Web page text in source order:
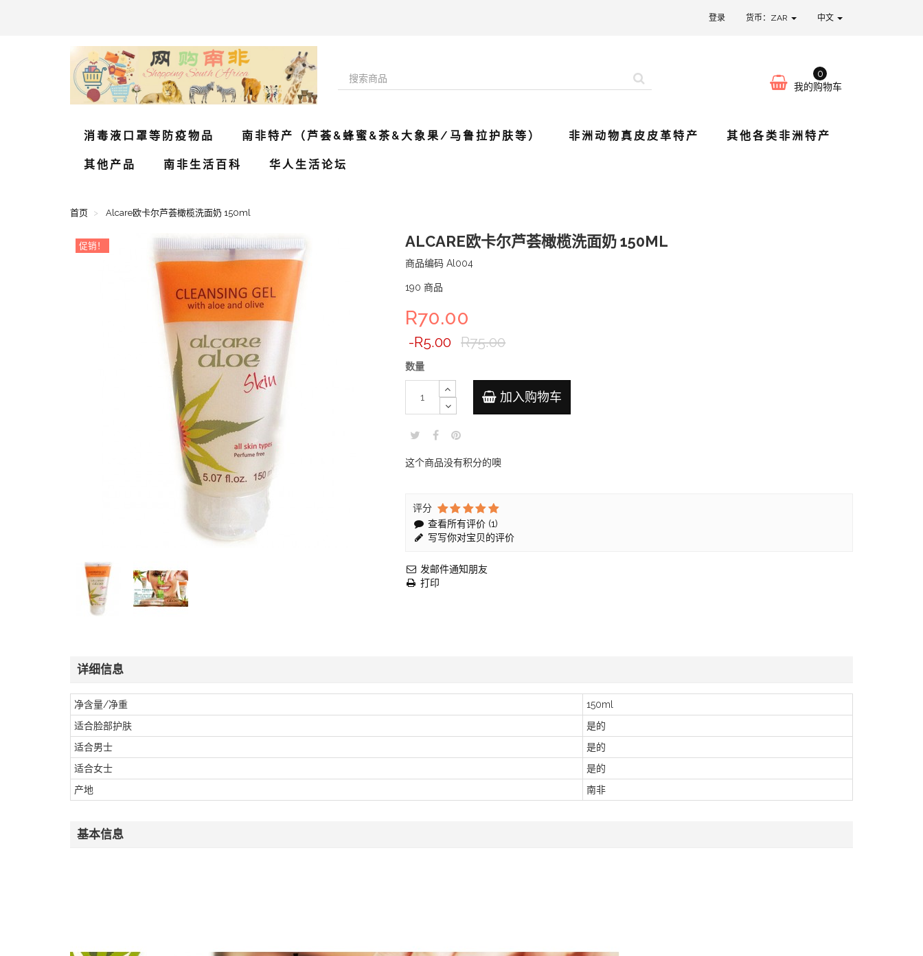
登录 货币：ZAR 中文
我的购物车
0
消毒液口罩等防疫物品 南非特产（芦荟&蜂蜜&茶&大象果/马鲁拉护肤等） 非洲动物真皮皮革特产 其他各类非洲特产
其他产品 南非生活百科 华人生活论坛
首页 Alcare欧卡尔芦荟橄榄洗面奶 150ml
促销！ ALCARE欧卡尔芦荟橄榄洗面奶 150ML
商品编码 Al004
190 商品
R70.00
-R5.00 R75.00
数量
加入购物车
这个商品没有积分的噢
评分
查看所有评价 (1)
写写你对宝贝的评价
发邮件通知朋友
打印
详细信息
净含量/净重
150ml
适合脸部护肤
是的
适合男士
是的
适合女士
是的
产地
南非
基本信息